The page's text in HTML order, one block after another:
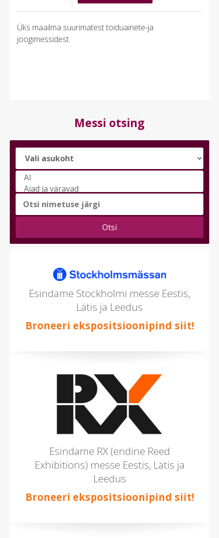
Üks maailma suurimatest toiduainete-ja
joogimessidest.
Messi otsing
Vali
messi
teema
valida
Esindame Stockholmi messe Eestis,
Lätis ja Leedus
Broneeri ekspositsioonipind siit!
Esindame RX (endine Reed
Exhibitions) messe Eestis, Lätis ja
Leedus
Broneeri ekspositsioonipind siit!